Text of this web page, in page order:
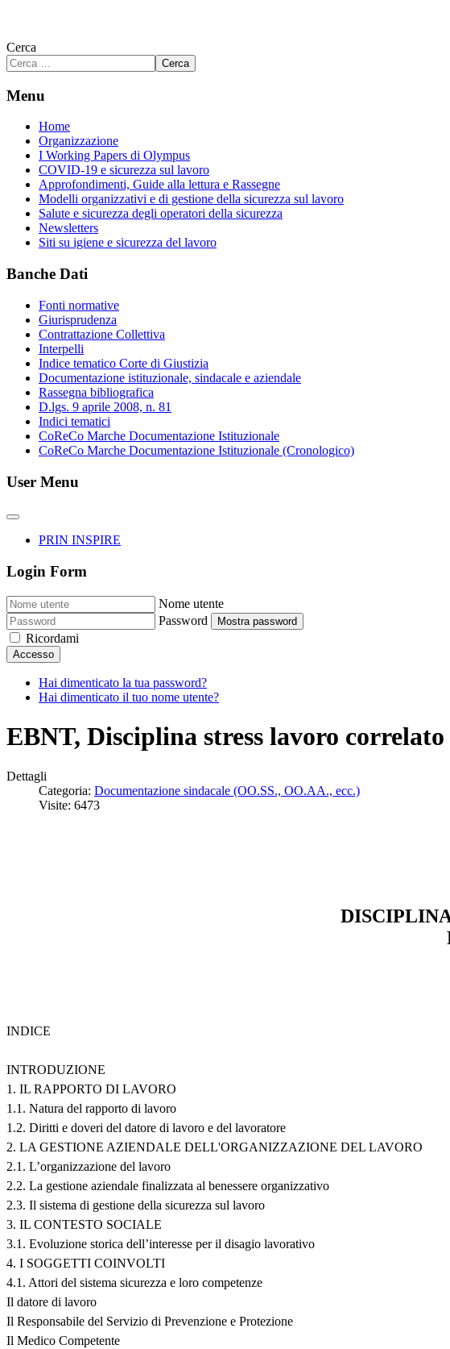
Cerca
Cerca
Menu
Home
Organizzazione
I Working Papers di Olympus
COVID-19 e sicurezza sul lavoro
Approfondimenti, Guide alla lettura e Rassegne
Modelli organizzativi e di gestione della sicurezza sul lavoro
Salute e sicurezza degli operatori della sicurezza
Newsletters
Siti su igiene e sicurezza del lavoro
Banche Dati
Fonti normative
Giurisprudenza
Contrattazione Collettiva
Interpelli
Indice tematico Corte di Giustizia
Documentazione istituzionale, sindacale e aziendale
Rassegna bibliografica
D.lgs. 9 aprile 2008, n. 81
Indici tematici
CoReCo Marche Documentazione Istituzionale
CoReCo Marche Documentazione Istituzionale (Cronologico)
User Menu
PRIN INSPIRE
Login Form
Nome utente
Password
Mostra password
Ricordami
Accesso
Hai dimenticato la tua password?
Hai dimenticato il tuo nome utente?
EBNT, Disciplina stress lavoro
Dettagli
Categoria: Documentazione sindacale (OO.SS., OO.AA., ecc.)
Visite: 6473
INDICE
INTRODUZIONE
1. IL RAPPORTO DI LAVORO
1.1. Natura del rapporto di lavoro
1.2. Diritti e doveri del datore di lavoro e del lavoratore
2. LA GESTIONE AZIENDALE DELL'ORGANIZZAZIONE DEL LAVORO
2.1. L’organizzazione del lavoro
2.2. La gestione aziendale finalizzata al benessere organizzativo
2.3. Il sistema di gestione della sicurezza sul lavoro
3. IL CONTESTO SOCIALE
3.1. Evoluzione storica dell’interesse per il disagio lavorativo
4. I SOGGETTI COINVOLTI
4.1. Attori del sistema sicurezza e loro competenze
Il datore di lavoro
Il Responsabile del Servizio di Prevenzione e Protezione
Il Medico Competente